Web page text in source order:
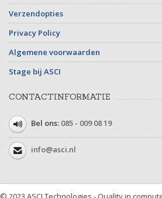
Verzendopties
Privacy Policy
Algemene voorwaarden
Stage bij ASCI
CONTACTINFORMATIE
Bel ons: 085 - 009 08 19
info@asci.nl